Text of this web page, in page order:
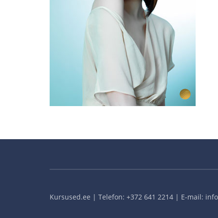
Kursused.ee | Telefon: +372 641 2214 | E-mail: